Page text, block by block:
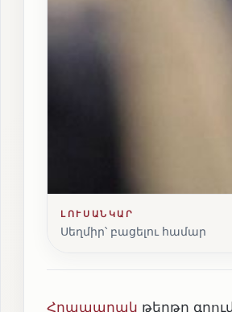
ԼՈՒՍԱՆԿԱՐ
Սեղմիր՝ բացելու համար
Հրապարակ թերթը